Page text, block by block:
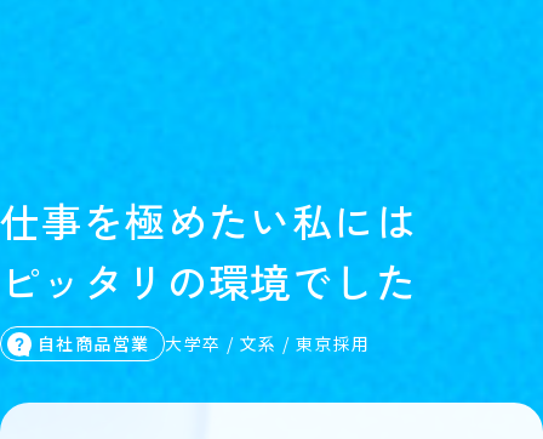
仕事を極めたい私に は
ピッ タ リ の環境で し た
自社商品営業 大学卒 / 文系 / 東京採用